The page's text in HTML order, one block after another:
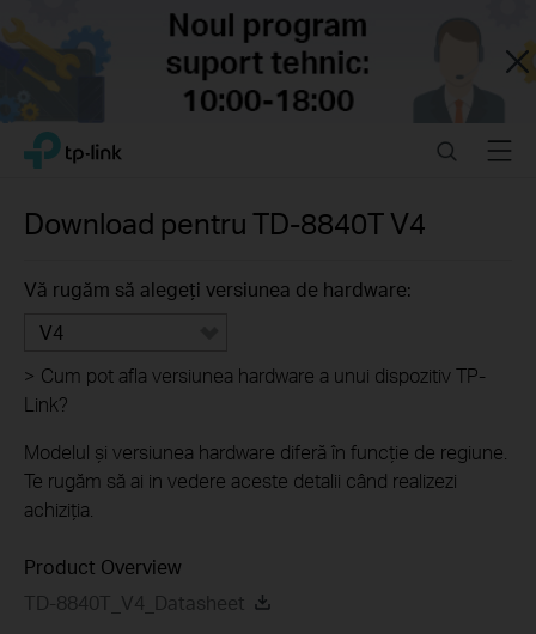
Close
Click
navigation
TP-Link, Reliably Smart SearchMenu
Download pentruTD-8840TV4
Vă rugăm să alegeți versiunea de hardware:
V4
> Cum pot afla versiunea hardware a unui dispozitiv TP-
Link?
Modelul și versiunea hardware diferă în funcție de regiune.
Te rugăm să ai in vedere aceste detalii când realizezi
achiziția.
Product Overview
TD-8840T_V4_Datasheet